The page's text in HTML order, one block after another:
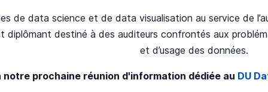
de data science et de data visualisation au service de
diplômant destiné à des auditeurs confrontés aux
et d’usage des données.
notre prochaine réunion d'information dédiée au DU